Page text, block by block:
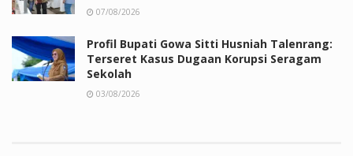
07/08/2026
Profil Bupati Gowa Sitti Husniah Talenrang:
Terseret Kasus Dugaan Korupsi Seragam
Sekolah
03/08/2026